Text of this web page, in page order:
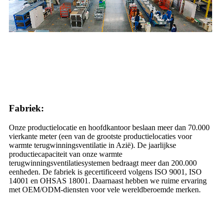
Fabriek:
Onze productielocatie en hoofdkantoor beslaan meer dan 70.000
vierkante meter (een van de grootste productielocaties voor
warmte terugwinningsventilatie in Azië). De jaarlijkse
productiecapaciteit van onze warmte
terugwinningsventilatiesystemen bedraagt ​​meer dan 200.000
eenheden. De fabriek is gecertificeerd volgens ISO 9001, ISO
14001 en OHSAS 18001. Daarnaast hebben we ruime ervaring
met OEM/ODM-diensten voor vele wereldberoemde merken.